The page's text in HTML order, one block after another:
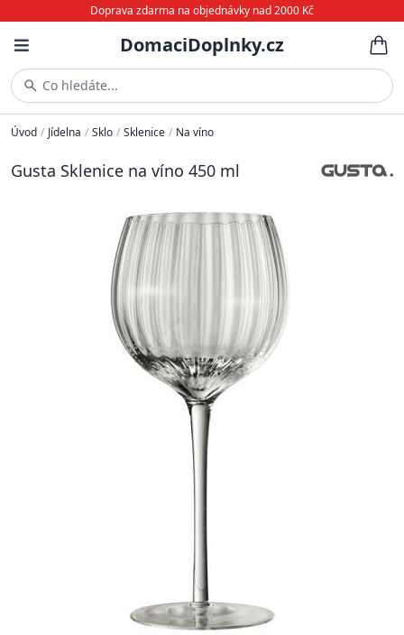
Doprava zdarma na objednávky nad 2000 Kč
DomaciDoplnky.cz
Co hledáte...
Úvod / Jídelna / Sklo / Sklenice / Na víno
Gusta Sklenice na víno 450 ml